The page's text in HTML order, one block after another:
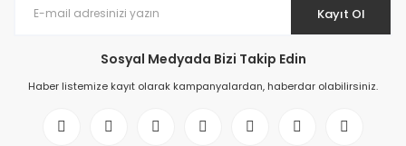
Kayıt Ol
Sosyal Medyada Bizi Takip Edin
Haber listemize kayıt olarak kampanyalardan, haberdar olabilirsiniz.